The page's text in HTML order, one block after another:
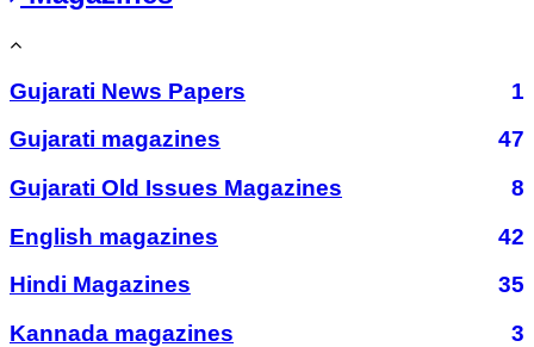
Gujarati News Papers
1
Gujarati magazines
47
Gujarati Old Issues Magazines
8
English magazines
42
Hindi Magazines
35
Kannada magazines
3